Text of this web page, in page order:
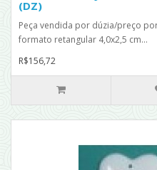
(DZ)
Peça vendida por dúzia/preço
formato retangular 4,0x2,5 cm...
R$156,72